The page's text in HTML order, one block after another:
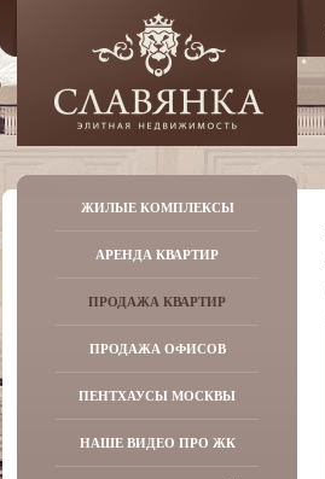
ЖИЛЫЕ КОМПЛЕКСЫ
АРЕНДА КВАРТИР
ПРОДАЖА КВАРТИР
ПРОДАЖА ОФИСОВ
ПЕНТХАУСЫ МОСКВЫ
НАШЕ ВИДЕО ПРО ЖК